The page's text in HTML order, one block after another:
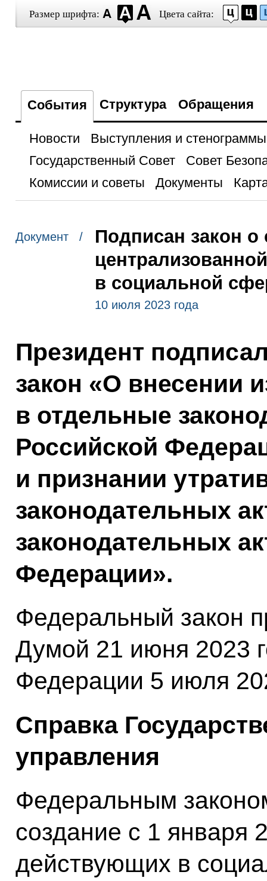
Размер шрифта: Цвета сайта:
События Структура Обращения
Новости
Выступления и стенограммы
Государственный Совет
Совет
Комиссии и советы
Документы
Документ /
Подписан закон
в социальной
10 июля 2023 года
Президент
закон «О внесении
в отдельные
Российской
и признании
законодательных
законодательных
Федерации».
Федеральный закон
Думой 21 июня 2023
Федерации 5 июля
Справка
управления
Федеральным
создание с 1 января
действующих в